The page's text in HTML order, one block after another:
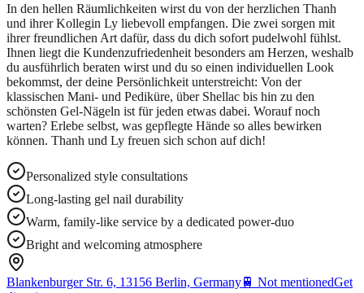
In den hellen Räumlichkeiten wirst du von der herzlichen Thanh
und ihrer Kollegin Ly liebevoll empfangen. Die zwei sorgen mit
ihrer freundlichen Art dafür, dass du dich sofort pudelwohl fühlst.
Ihnen liegt die Kundenzufriedenheit besonders am Herzen, weshalb
du ausführlich beraten wirst und du so einen individuellen Look
bekommst, der deine Persönlichkeit unterstreicht: Von der
klassischen Mani- und Pediküre, über Shellac bis hin zu den
schönsten Gel-Nägeln ist für jeden etwas dabei. Worauf noch
warten? Erlebe selbst, was gepflegte Hände so alles bewirken
können. Thanh und Ly freuen sich schon auf dich!
Personalized style consultations
Long-lasting gel nail durability
Warm, family-like service by a dedicated power-duo
Bright and welcoming atmosphere
Blankenburger Str. 6, 13156 Berlin, Germany🚆 Not mentionedGet